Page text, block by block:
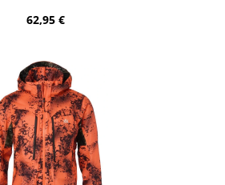
Regulärer Preis:
62,95 €